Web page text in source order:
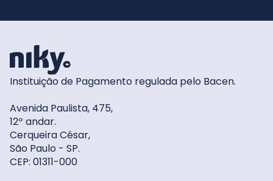
Instituição de Pagamento regulada pelo Bacen.
Avenida Paulista, 475,
12º andar.
Cerqueira César,
São Paulo - SP.
CEP: 01311-000